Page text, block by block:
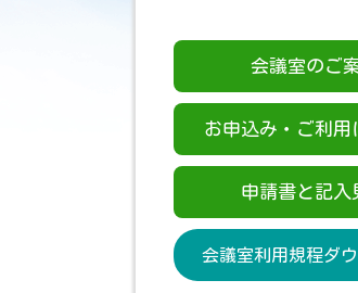
会議室のご
お申込み・ご利用
申請書と記入
会議室利用規程ダ